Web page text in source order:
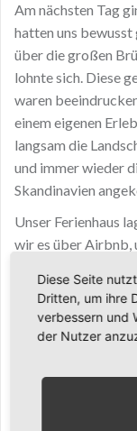
Am nächsten Tag
hatten uns bewusst
über die großen
lohnte sich. Diese
waren
einem eigenen
langsam die
und immer wieder
Skandinavien
Unser Ferienhaus
wir es über Airbnb,
es gab eine
und sogar eine
Stelle auch noch
Bequemlichkeit
Diese Seite
Dritten, um ihre
verbessern und
der Nutzer